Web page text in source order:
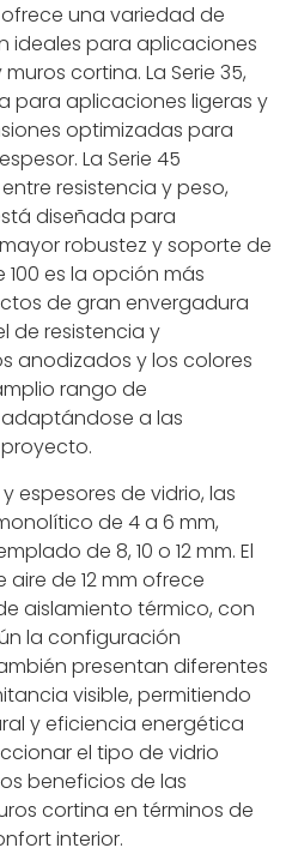
ofrece una variedad de
ideales para aplicaciones
cortina. La Serie 35,
para aplicaciones ligeras y
optimizadas para
La Serie 45
resistencia y peso,
diseñada para
robustez y soporte de
100 es la opción más
de gran envergadura
de resistencia y
anodizados y los colores
rango de
a las
espesores de vidrio, las
de 4 a 6 mm,
de 8, 10 o 12 mm. El
de 12 mm ofrece
aislamiento térmico, con
la configuración
presentan diferentes
visible, permitiendo
y eficiencia energética
el tipo de vidrio
beneficios de las
cortina en términos de
interior.